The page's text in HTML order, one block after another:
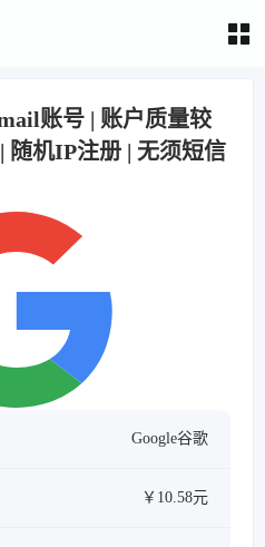
账号 | 账户质量较
随机IP注册 | 无须短信
Google谷歌
￥10.58元